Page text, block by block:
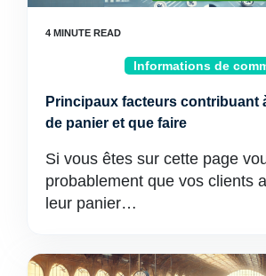
Informations de
Principaux facteurs contribuant
de panier et que faire
Si vous êtes sur cette page
probablement que vos clients
leur panier…